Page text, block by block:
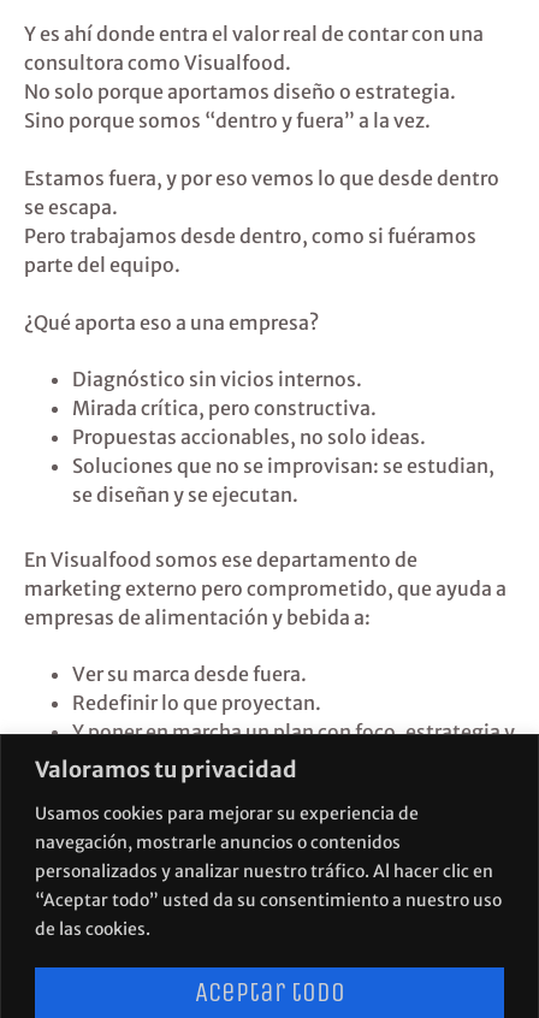
Valoramos tu privacidad
Usamos cookies para mejorar su experiencia de
navegación, mostrarle anuncios o contenidos
personalizados y analizar nuestro tráfico. Al hacer clic en
“Aceptar todo” usted da su consentimiento a nuestro uso
de las cookies.
Aceptar todo
Y es ahí donde entra el valor real de contar con una
consultora como Visualfood.
No solo porque aportamos diseño o estrategia.
Sino porque somos “dentro y fuera” a la vez.
Estamos fuera, y por eso vemos lo que desde dentro
se escapa.
Pero trabajamos desde dentro, como si fuéramos
parte del equipo.
¿Qué aporta eso a una empresa?
Diagnóstico sin vicios internos.
Mirada crítica, pero constructiva.
Propuestas accionables, no solo ideas.
Soluciones que no se improvisan: se estudian,
se diseñan y se ejecutan.
En Visualfood somos ese departamento de
marketing externo pero comprometido, que ayuda a
empresas de alimentación y bebida a:
Ver su marca desde fuera.
Redefinir lo que proyectan.
Y poner en marcha un plan con foco, estrategia y
resultados.
Porque muchas veces no necesitas más manos.
Necesitas una nueva mirada.
¿Y si damos ese primer paso juntos?